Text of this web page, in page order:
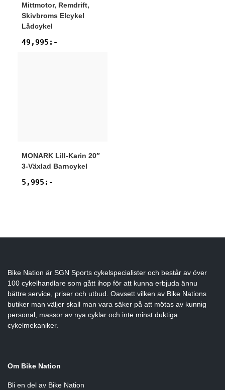
Mittmotor, Remdrift,
Skivbroms Elcykel
Lådcykel
49,995 :-
MONARK Lill-Karin 20″
3-Växlad Barncykel
5,995 :-
Bike Nation är SGN Sports cykelspecialister och består av över
100 cykelhandlare som gått ihop för att kunna erbjuda ännu
bättre service, priser och utbud. Oavsett vilken av Bike Nations
butiker man väljer skall man vara säker på att mötas av kunnig
personal, massor av nya cyklar och inte minst duktiga
cykelmekaniker.
Om Bike Nation
Bli en del av Bike Nation